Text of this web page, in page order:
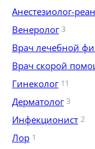
Анестезиолог-
Венеролог 3
Врач лечебной
Врач скорой
Гинеколог 11
Дерматолог 3
Инфекционист 2
Лор 1